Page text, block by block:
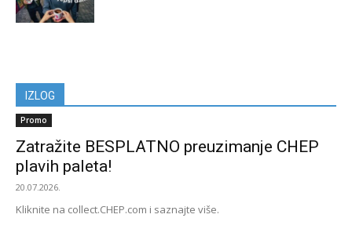
IZLOG
Promo
Zatražite BESPLATNO preuzimanje CHEP
plavih paleta!
20.07.2026.
Kliknite na collect.CHEP.com i saznajte više.